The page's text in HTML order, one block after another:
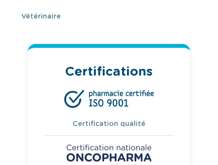
Vétérinaire
Certifications
Certification qualité